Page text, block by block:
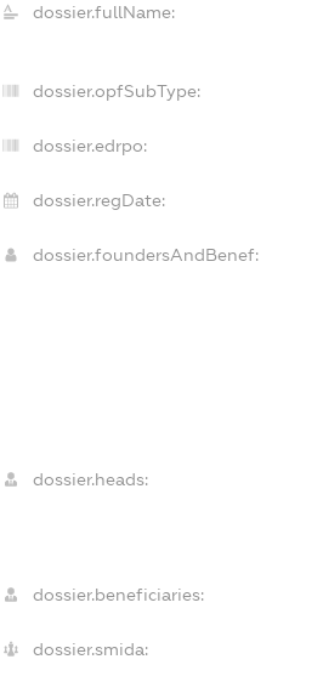
dossier.fullName:
dossier.opfSubType:
dossier.edrpo:
dossier.regDate:
dossier.foundersAndBenef:
dossier.heads:
dossier.beneficiaries:
dossier.smida: